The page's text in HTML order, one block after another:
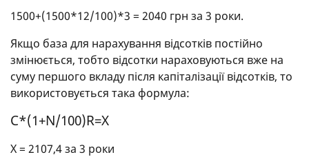
1500+(1500*12/100)*3 = 2040 грн за 3 роки.
Якщо база для нарахування відсотків постійно
змінюється, тобто відсотки нараховуються вже на
суму першого вкладу після капіталізації відсотків, то
використовується така формула:
С*(1+N/100)R=Х
Х = 2107,4 за 3 роки